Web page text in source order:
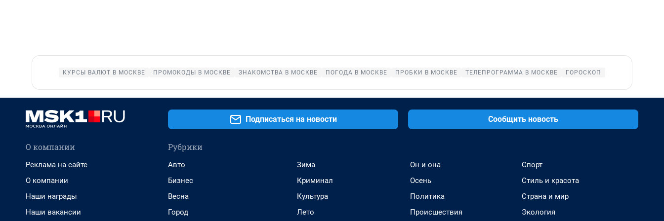
КУРСЫ ВАЛЮТ В МОСКВЕ ПРОМОКОДЫ В МОСКВЕ ЗНАКОМСТВА В МОСКВЕ ПОГОДА В МОСКВЕ ПРОБКИ В МОСКВЕ ТЕЛЕПРОГРАММА В МОСКВЕ ГОРОСКОП
Подписаться на новости Сообщить новость
О компании
Реклама на сайте
О компании
Наши награды
Наши вакансии
Рубрики
Авто
Бизнес
Весна
Город
Зима
Криминал
Культура
Лето
Он и она
Осень
Политика
Происшествия
Спорт
Стиль и красота
Страна и мир
Экология